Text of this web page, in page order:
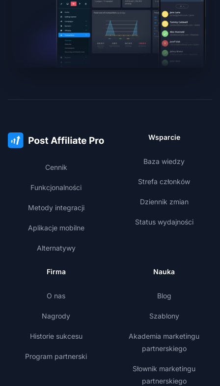
Cennik
Funkcjonalności
Metody integracji
Aplikacje mobilne
Alternatywy
Wsparcie
Baza wiedzy
Strefa członków
Dziennik zmian
Status wydajności
Firma
O nas
Nagrody
Historie sukcesu
Program partnerski
Nauka
Blog
Szablony
Akademia marketingu
partnerskiego
Słownik marketingu
partnerskiego